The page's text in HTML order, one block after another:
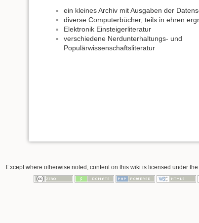
ein kleines Archiv mit Ausgaben der
diverse Computerbücher, teils in ehren
Elektronik Einsteigerliteratur
verschiedene Nerdunterhaltungs- und
Populärwissenschaftsliteratur
Except where otherwise noted, content on this wiki is licensed under